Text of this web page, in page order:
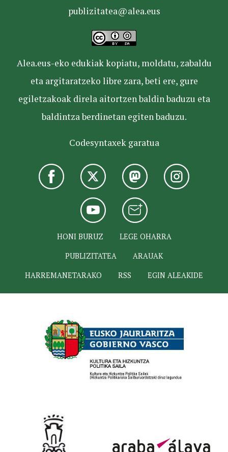
publizitatea@alea.eus
Alea.eus-eko edukiak kopiatu, moldatu, zabaldu
eta argitaratzeko libre zara, beti ere, gure
egiletzakoak direla aitortzen baldin baduzu eta
baldintza berdinetan egiten baduzu.
Codesyntaxek garatua
HONI BURUZ
LEGE OHARRA
PUBLIZITATEA
ARAUAK
HARREMANETARAKO
RSS EGIN ALEAKIDE